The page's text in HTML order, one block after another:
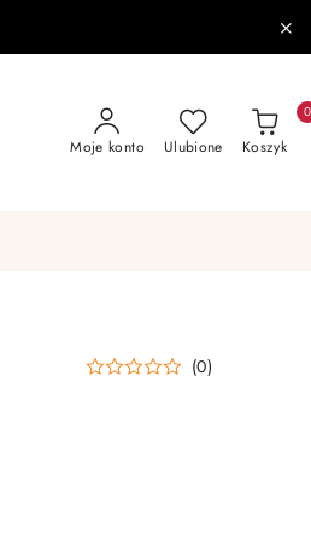
Moje konto Ulubione Koszyk
0
(0)